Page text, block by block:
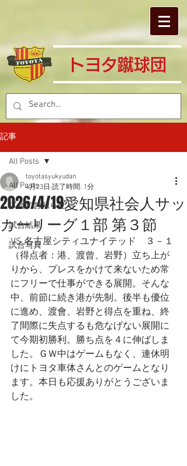
​トヨタ蹴球団
記事
All Posts
試合のお知らせ
試合結果
試合写真
All Posts
2026/4/19愛知県社会人サッ
カーリーグ１部 第３節
toyotasyukyudan
4月23日 読了時間: 1分
VS 名古屋シティユナイテッド　３－１
（得点者：港、渡曾、岩野）立ち上が
りから、プレスをかけて来ないため常
にフリーで仕事ができる展開。そんな
中、前節に続き港が先制。後半も優位
に進め、渡會、岩野と得点を重ね、終
了間際に失点するも危なげない展開に
て今期初勝利。勝ち点を４に伸ばしま
した。ＧＷ中はゲームもなく、連休明
けにトヨタ車体さんとのゲームとなり
ます。本日も応援ありがとうございま
した。